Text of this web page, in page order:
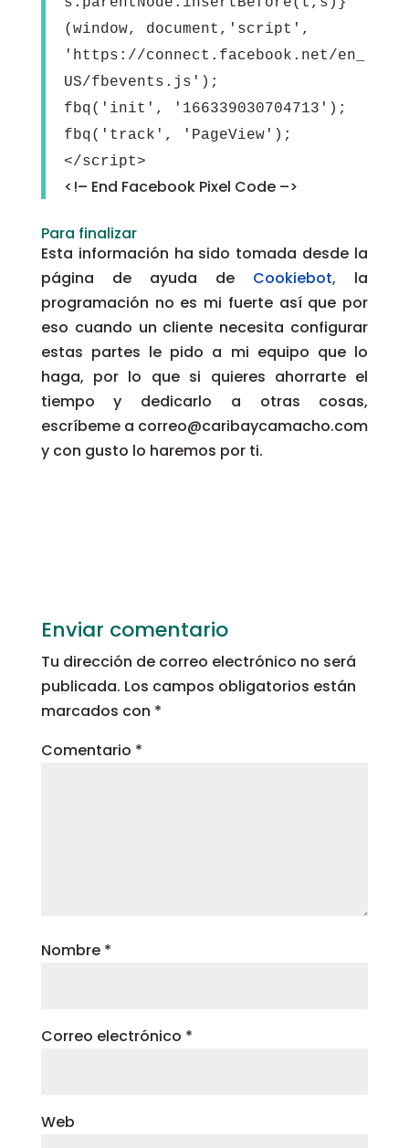
(window, document,'script',
'https://connect.facebook.net/en_
US/fbevents.js');
fbq('init', '166339030704713');
fbq('track', 'PageView');
</script>
<!– End Facebook Pixel Code –>
Para finalizar
Esta información ha sido tomada desde la
página de ayuda de Cookiebot, la
programación no es mi fuerte así que por
eso cuando un cliente necesita configurar
estas partes le pido a mi equipo que lo
haga, por lo que si quieres ahorrarte el
tiempo y dedicarlo a otras cosas,
escríbeme a correo@caribaycamacho.com
y con gusto lo haremos por ti.
Enviar comentario
Tu dirección de correo electrónico no será
publicada. Los campos obligatorios están
marcados con *
Comentario *
Nombre *
Correo electrónico *
Web